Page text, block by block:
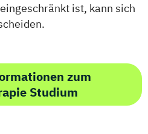
ist, kann sich
zum
Studium